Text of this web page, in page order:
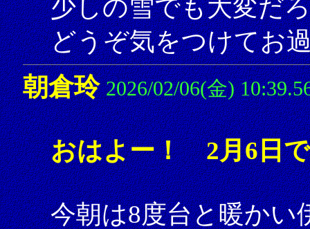
少しの雪でも大変だ
どうぞ気をつけてお
朝倉玲 2026/02/06(金)
おはよー！ 2月6日
今朝は8度台と暖かい